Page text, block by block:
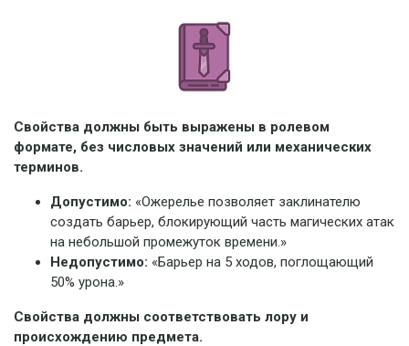
Свойства должны быть выражены в ролевом
формате, без числовых значений или механических
терминов.
Допустимо: «Ожерелье позволяет заклинателю
создать барьер, блокирующий часть магических атак
на небольшой промежуток времени.»
Недопустимо: «Барьер на 5 ходов, поглощающий
50% урона.»
Свойства должны соответствовать лору и
происхождению предмета.